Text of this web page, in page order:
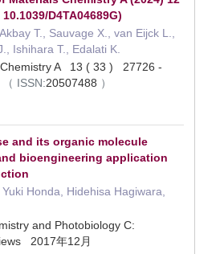
D4TA04689G)
T., Sauvage X., van Eijck L.,
Ishihara T., Edalati K.
A 13 ( 33 ) 27726 -
（ ISSN:20507488 ）
and its organic molecule
bioengineering application
Honda, Hidehisa Hagiwara,
and Photobiology C:
2017年12月